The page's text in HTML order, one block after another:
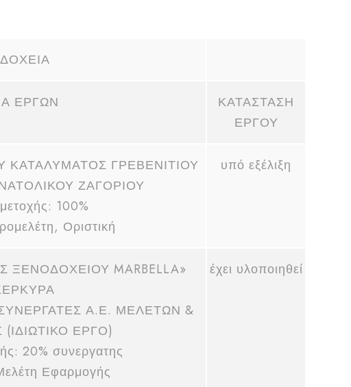
ΕΡΓΩΝ
ΚΑΤΑΣΤΑΣΗ
ΕΡΓΟΥ
ΚΑΤΑΛΥΜΑΤΟΣ ΓΡΕΒΕΝΙΤΙΟΥ
ΖΑΓΟΡΙΟΥ
100%
Οριστική
υπό εξέλιξη
MARBELLA»
Α.Ε. ΜΕΛΕΤΩΝ &
ΕΡΓΟ)
20% συνεργατης
Εφαρμογής
έχει υλοποιηθεί